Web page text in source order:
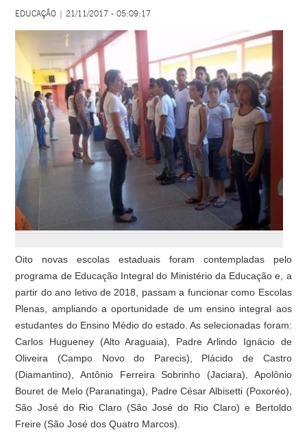
EDUCAÇÃO | 21/11/2017 - 05:09:17
Oito novas escolas estaduais foram contempladas pelo
programa de Educação Integral do Ministério da Educação e, a
partir do ano letivo de 2018, passam a funcionar como Escolas
Plenas, ampliando a oportunidade de um ensino integral aos
estudantes do Ensino Médio do estado. As selecionadas foram:
Carlos Hugueney (Alto Araguaia), Padre Arlindo Ignácio de
Oliveira (Campo Novo do Parecis), Plácido de Castro
(Diamantino), Antônio Ferreira Sobrinho (Jaciara), Apolônio
Bouret de Melo (Paranatinga), Padre César Albisetti (Poxoréo),
São José do Rio Claro (São José do Rio Claro) e Bertoldo
Freire (São José dos Quatro Marcos).